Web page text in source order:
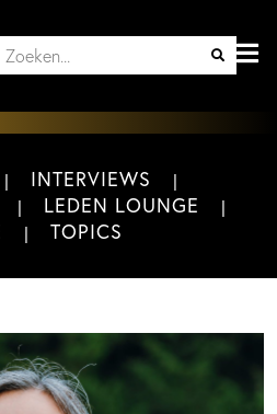
INTERVIEWS
LEDEN LOUNGE
TOPICS